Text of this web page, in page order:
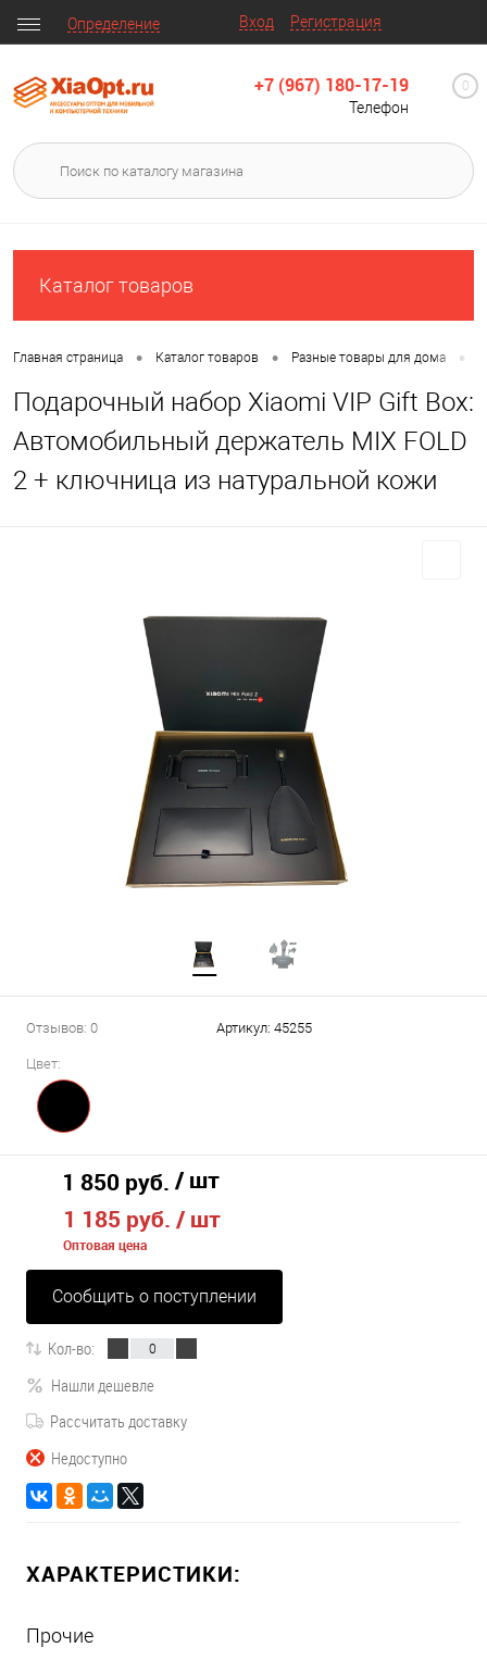
Вход Регистрация
Определение
+7 (967) 180-17-19
Телефон
0
Каталог товаров
Главная страница • Каталог товаров • Разные товары для дома •
Подарочный набор Xiaomi VIP Gift Box:
Автомобильный держатель MIX FOLD
2 + ключница из натуральной кожи
Отзывов: 0 Артикул: 45255
Цвет:
1 850 руб. / шт
1 185 руб. / шт
Оптовая цена
Сообщить о поступлении
Кол-во:
Нашли дешевле
Рассчитать доставку
Недоступно
ХАРАКТЕРИСТИКИ:
Прочие